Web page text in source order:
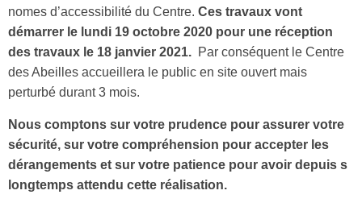
nomes d’accessibilité du Centre. Ces travaux vont
démarrer le lundi 19 octobre 2020 pour une réception
des travaux le 18 janvier 2021. Par conséquent le Centre
des Abeilles accueillera le public en site ouvert mais
perturbé durant 3 mois.
Nous comptons sur votre prudence pour assurer votre
sécurité, sur votre compréhension pour accepter les
dérangements et sur votre patience pour avoir depuis s
longtemps attendu cette réalisation.